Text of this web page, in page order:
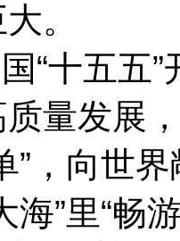
。
“十五五
量发展
”，向世
海”里“畅